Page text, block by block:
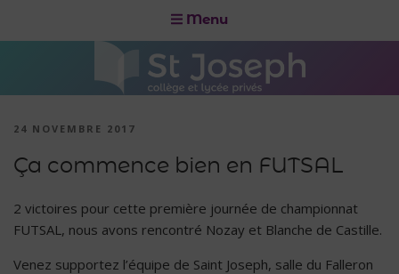
Menu
24 NOVEMBRE 2017
Ça commence bien en FUTSAL
2 victoires pour cette première journée de championnat
FUTSAL, nous avons rencontré Nozay et Blanche de Castille.
Venez supportez l’équipe de Saint Joseph, salle du Falleron